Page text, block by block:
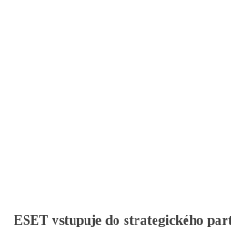
ESET vstupuje do strategického